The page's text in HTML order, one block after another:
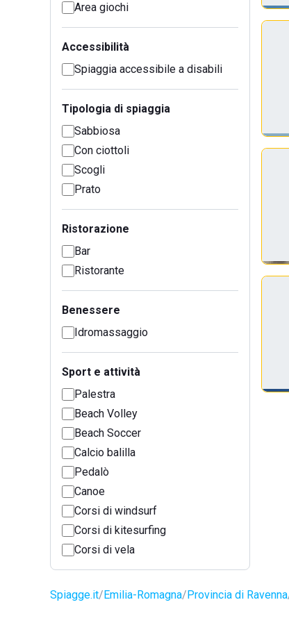
Area giochi
Accessibilità
Spiaggia accessibile a disabili
Tipologia di spiaggia
Sabbiosa
Con ciottoli
Scogli
Prato
Ristorazione
Bar
Ristorante
Benessere
Idromassaggio
Sport e attività
Palestra
Beach Volley
Beach Soccer
Calcio balilla
Pedalò
Canoe
Corsi di windsurf
Corsi di kitesurfing
Corsi di vela
Spiagge.it Emilia-Romagna Provincia di Ravenna